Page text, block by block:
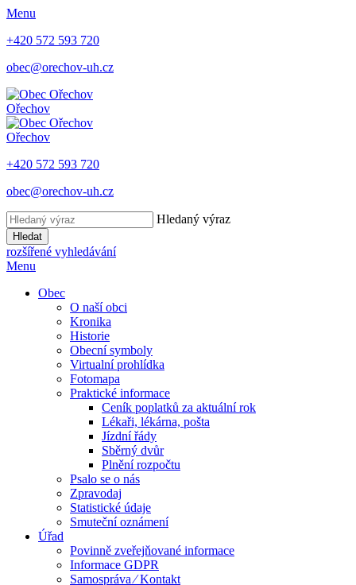
Menu
+420 572 593 720
obec@orechov-uh.cz
Ořechov
Ořechov
+420 572 593 720
obec@orechov-uh.cz
Hledaný výraz
Hledat
rozšířené vyhledávání
Menu
Obec
O naší obci
Kronika
Historie
Obecní symboly
Virtualní prohlídka
Fotomapa
Praktické informace
Ceník poplatků za aktuální rok
Lékaři, lékárna, pošta
Jízdní řády
Sběrný dvůr
Plnění rozpočtu
Psalo se o nás
Zpravodaj
Statistické údaje
Smuteční oznámení
Úřad
Povinně zveřejňované informace
Informace GDPR
Samospráva ⁄ Kontakt